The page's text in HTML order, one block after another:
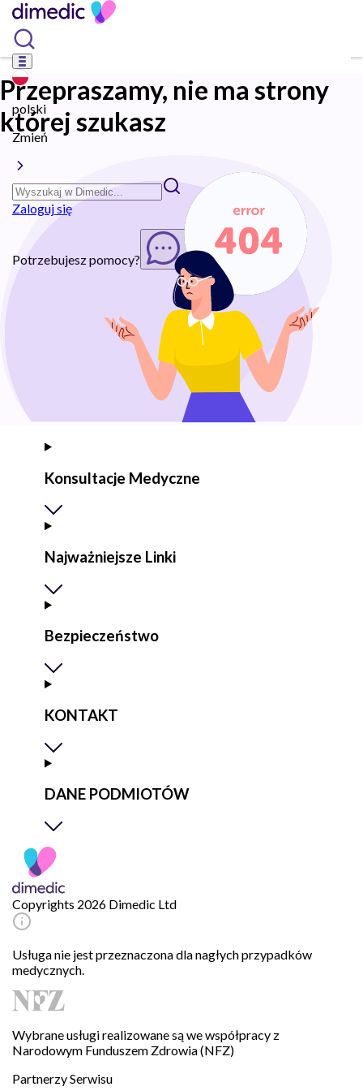
polski
Zmień
Zaloguj się
Potrzebujesz pomocy? Rozpocznij chat
Przepraszamy, nie ma strony
której szukasz
Konsultacje Medyczne
Najważniejsze Linki
Bezpieczeństwo
KONTAKT
DANE PODMIOTÓW
Copyrights 2026 Dimedic Ltd
Usługa nie jest przeznaczona dla nagłych przypadków
medycznych.
Wybrane usługi realizowane są we współpracy z
Narodowym Funduszem Zdrowia (NFZ)
Partnerzy Serwisu